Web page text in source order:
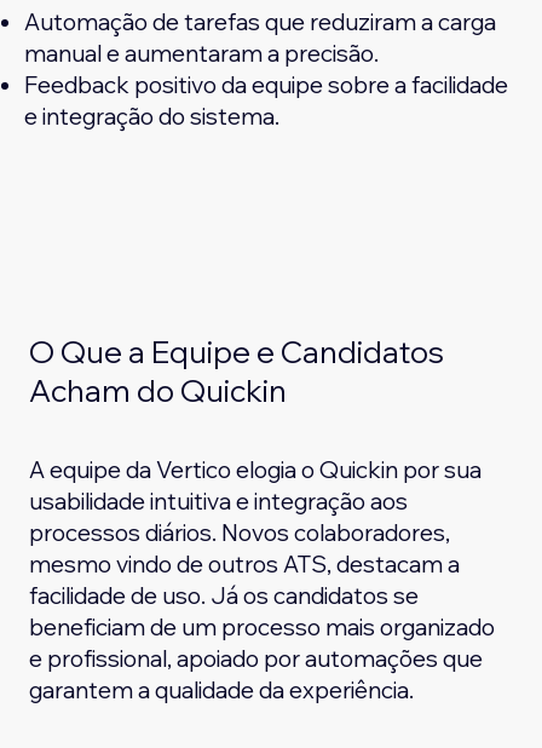
Automação de tarefas que reduziram a carga
manual e aumentaram a precisão.
Feedback positivo da equipe sobre a facilidade
e integração do sistema.
O Que a Equipe e Candidatos
Acham do Quickin
A equipe da Vertico elogia o Quickin por sua
usabilidade intuitiva e integração aos
processos diários. Novos colaboradores,
mesmo vindo de outros ATS, destacam a
facilidade de uso. Já os candidatos se
beneficiam de um processo mais organizado
e profissional, apoiado por automações que
garantem a qualidade da experiência.